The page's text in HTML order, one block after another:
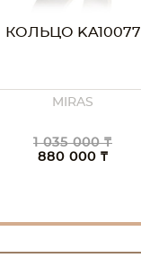
КОЛЬЦО KA10077
MIRAS
1 035 000 ₸
880 000 ₸